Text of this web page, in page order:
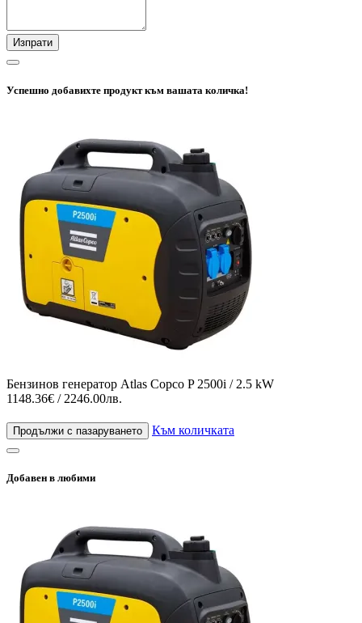
Изпрати
Успешно добавихте продукт към вашата количка!
Бензинов генератор Atlas Copco P 2500i / 2.5 kW
1148.36€ / 2246.00лв.
Продължи с пазаруването Към количката
Добавен в любими